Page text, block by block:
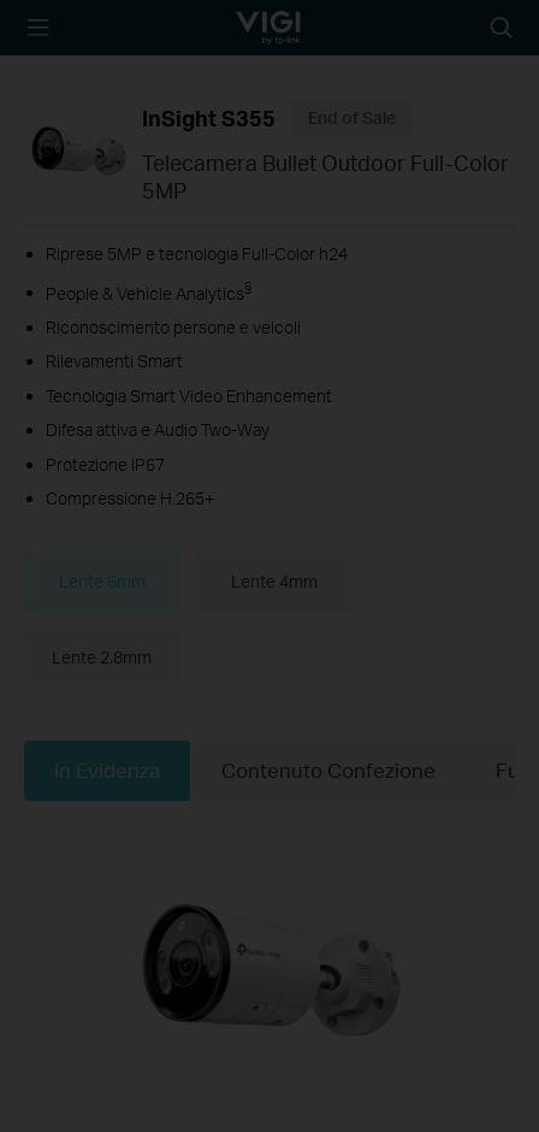
TP-Link, Reliably
icon
InSight S355 End of Sale
Telecamera Bullet Outdoor Full-Color
5MP
Riprese 5MP e tecnologia Full-Color h24
People & Vehicle Analytics§
Riconoscimento persone e veicoli
Rilevamenti Smart
Tecnologia Smart Video Enhancement
Difesa attiva e Audio Two-Way
Protezione IP67
Compressione H.265+
Lente 6mm Lente 4mm
Lente 2.8mm
In Evidenza Contenuto Confezione